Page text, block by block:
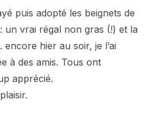
puis adopté les beignets de
un vrai régal non gras (!) et la
hier au soir, je l’ai
à des amis. Tous ont
apprécié.